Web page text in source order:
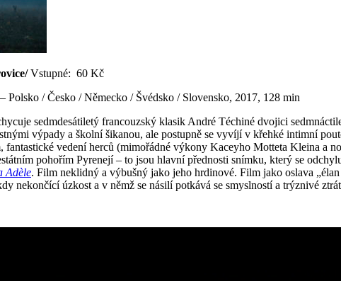
Vstupné: 60 Kč
/ Česko / Německo / Švédsko / Slovensko, 2017, 128 min
sedmdesátiletý francouzský klasik André Téchiné dvojici
výpady a školní šikanou, ale postupně se vyvíjí v křehké intimní
fantastické vedení herců (mimořádné výkony Kaceyho Motteta Kleina a
pohořím Pyrenejí – to jsou hlavní přednosti snímku, který se
Adèle. Film neklidný a výbušný jako jeho hrdinové. Film jako oslava
nekončící úzkost a v němž se násilí potkává se smyslností a trýznivé